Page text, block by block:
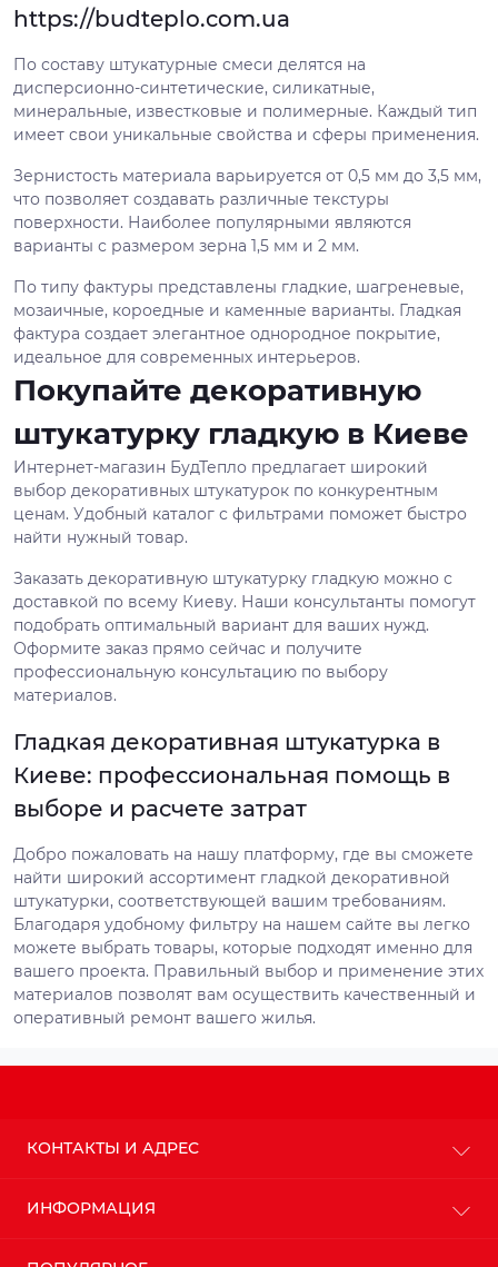
https://budteplo.com.ua
По составу штукатурные смеси делятся на
дисперсионно-синтетические, силикатные,
минеральные, известковые и полимерные. Каждый тип
имеет свои уникальные свойства и сферы применения.
Зернистость материала варьируется от 0,5 мм до 3,5 мм,
что позволяет создавать различные текстуры
поверхности. Наиболее популярными являются
варианты с размером зерна 1,5 мм и 2 мм.
По типу фактуры представлены гладкие, шагреневые,
мозаичные, короедные и каменные варианты. Гладкая
фактура создает элегантное однородное покрытие,
идеальное для современных интерьеров.
Покупайте декоративную
штукатурку гладкую в Киеве
Интернет-магазин БудТепло предлагает широкий
выбор декоративных штукатурок по конкурентным
ценам. Удобный каталог с фильтрами поможет быстро
найти нужный товар.
Заказать декоративную штукатурку гладкую можно с
доставкой по всему Киеву. Наши консультанты помогут
подобрать оптимальный вариант для ваших нужд.
Оформите заказ прямо сейчас и получите
профессиональную консультацию по выбору
материалов.
Гладкая декоративная штукатурка в
Киеве: профессиональная помощь в
выборе и расчете затрат
Добро пожаловать на нашу платформу, где вы сможете
найти широкий ассортимент гладкой декоративной
штукатурки, соответствующей вашим требованиям.
Благодаря удобному фильтру на нашем сайте вы легко
можете выбрать товары, которые подходят именно для
вашего проекта. Правильный выбор и применение этих
материалов позволят вам осуществить качественный и
оперативный ремонт вашего жилья.
КОНТАКТЫ И АДРЕС
ИНФОРМАЦИЯ